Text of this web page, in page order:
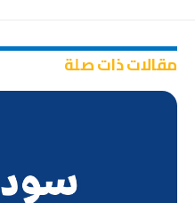
مقالات ذات صلة